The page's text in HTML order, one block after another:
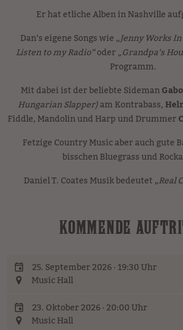
Er hat etliche Alben in Nashville
Dan‘s eigene Songs wie „Jenny Works
Listen to my Radio“oder„Grandpa‘s
Programm.
Mit dabei ist der beliebte Sideman
Hungarian Slapper)am Kontrabass,
Fiddle, Mandolin und Harp und Drummer
Fetzige Country Music aber auch gute
bisschen Bluegrass und
Daniel T. Coates Musik bedeutet „Real
KOMMENDE
25. September 2026 · 19:30 Uhr
Music Hall
23. Oktober 2026 · 20:00 Uhr
Music Hall